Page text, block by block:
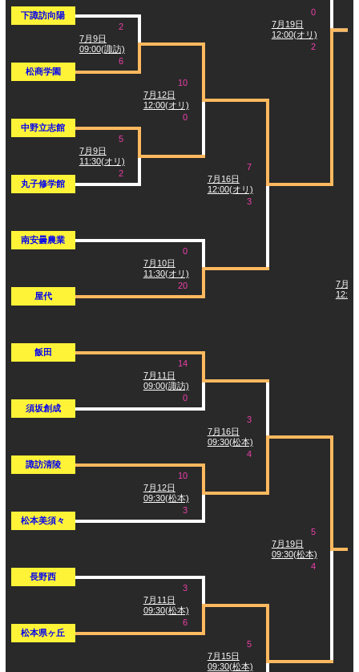
下諏訪向陽
松商学園
中野立志館
丸子修学館
南安曇農業
屋代
飯田
須坂創成
諏訪清陵
松本美須々
長野西
松本県ヶ丘
7月9日
09:00(諏訪)
2
6
7月9日
11:30(オリ)
5
2
7月12日
12:00(オリ)
10
0
7月10日
11:30(オリ)
0
20
7月11日
09:00(諏訪)
14
0
7月12日
09:30(松本)
10
3
7月11日
09:30(松本)
3
6
7月16日
12:00(オリ)
7
3
7月16日
09:30(松本)
3
4
7月15日
09:30(松本)
5
7月19日
12:00(オリ)
0
2
7月19日
09:30(松本)
5
4
7月